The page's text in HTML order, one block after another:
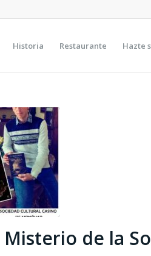
Historia Restaurante Hazte
de la